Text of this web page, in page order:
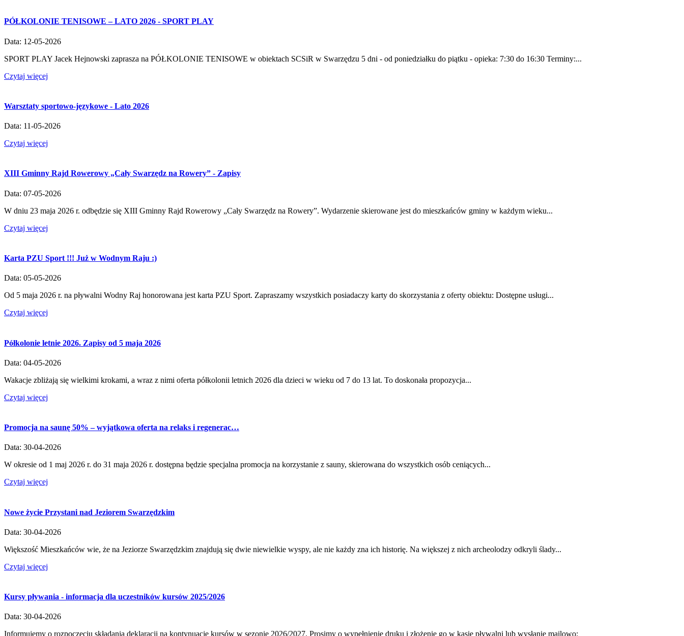
PÓŁKOLONIE TENISOWE – LATO 2026 - SPORT PLAY
Data: 12-05-2026
SPORT PLAY Jacek Hejnowski zaprasza na PÓŁKOLONIE TENISOWE w obiektach SCSiR w Swarzędzu 5 dni - od poniedziałku do piątku - opieka: 7:30 do 16:30 Terminy:...
Czytaj więcej
Warsztaty sportowo-językowe - Lato 2026
Data: 11-05-2026
Czytaj więcej
XIII Gminny Rajd Rowerowy „Cały Swarzędz na Rowery” - Zapisy
Data: 07-05-2026
W dniu 23 maja 2026 r. odbędzie się XIII Gminny Rajd Rowerowy „Cały Swarzędz na Rowery”. Wydarzenie skierowane jest do mieszkańców gminy w każdym wieku...
Czytaj więcej
Karta PZU Sport !!! Już w Wodnym Raju :)
Data: 05-05-2026
Od 5 maja 2026 r. na pływalni Wodny Raj honorowana jest karta PZU Sport. Zapraszamy wszystkich posiadaczy karty do skorzystania z oferty obiektu: Dostępne usługi...
Czytaj więcej
Półkolonie letnie 2026. Zapisy od 5 maja 2026
Data: 04-05-2026
Wakacje zbliżają się wielkimi krokami, a wraz z nimi oferta półkolonii letnich 2026 dla dzieci w wieku od 7 do 13 lat. To doskonała propozycja...
Czytaj więcej
Promocja na saunę 50% – wyjątkowa oferta na relaks i regenerac…
Data: 30-04-2026
W okresie od 1 maj 2026 r. do 31 maja 2026 r. dostępna będzie specjalna promocja na korzystanie z sauny, skierowana do wszystkich osób ceniących...
Czytaj więcej
Nowe życie Przystani nad Jeziorem Swarzędzkim
Data: 30-04-2026
Większość Mieszkańców wie, że na Jeziorze Swarzędzkim znajdują się dwie niewielkie wyspy, ale nie każdy zna ich historię. Na większej z nich archeolodzy odkryli ślady...
Czytaj więcej
Kursy pływania - informacja dla uczestników kursów 2025/2026
Data: 30-04-2026
Informujemy o rozpoczęciu składania deklaracji na kontynuację kursów w sezonie 2026/2027. Prosimy o wypełnienie druku i złożenie go w kasie pływalni lub wysłanie mailowo: